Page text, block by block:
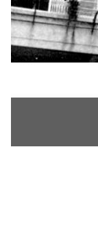
《新亞書院概
其他書院出版